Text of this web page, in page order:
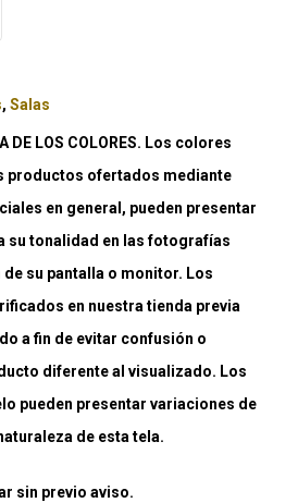
, Salas
DE LOS COLORES. Los colores
productos ofertados mediante
en general, pueden presentar
su tonalidad en las fotografías
su pantalla o monitor. Los
en nuestra tienda previa
a fin de evitar confusión o
diferente al visualizado. Los
pueden presentar variaciones de
de esta tela.
sin previo aviso.